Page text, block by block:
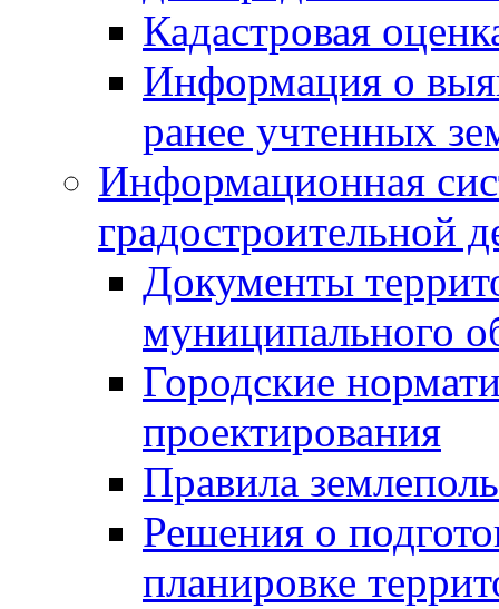
Кадастровая
Информация о
ранее учтенных
Информационная
градостроительной
Документы
муниципального
Городские
проектирования
Правила
Решения о
планировке